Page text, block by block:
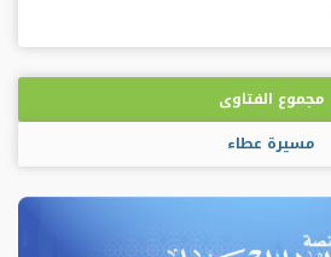
مجموع الفتاوى
مسيرة عطاء